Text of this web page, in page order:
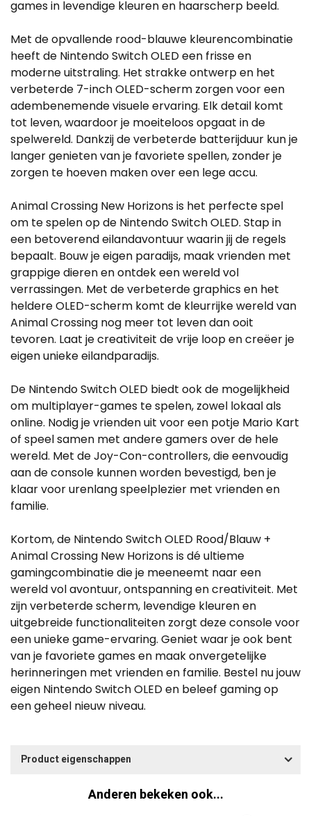
games in levendige kleuren en haarscherp beeld.
Met de opvallende rood-blauwe kleurencombinatie
heeft de Nintendo Switch OLED een frisse en
moderne uitstraling. Het strakke ontwerp en het
verbeterde 7-inch OLED-scherm zorgen voor een
adembenemende visuele ervaring. Elk detail komt
tot leven, waardoor je moeiteloos opgaat in de
spelwereld. Dankzij de verbeterde batterijduur kun je
langer genieten van je favoriete spellen, zonder je
zorgen te hoeven maken over een lege accu.
Animal Crossing New Horizons is het perfecte spel
om te spelen op de Nintendo Switch OLED. Stap in
een betoverend eilandavontuur waarin jij de regels
bepaalt. Bouw je eigen paradijs, maak vrienden met
grappige dieren en ontdek een wereld vol
verrassingen. Met de verbeterde graphics en het
heldere OLED-scherm komt de kleurrijke wereld van
Animal Crossing nog meer tot leven dan ooit
tevoren. Laat je creativiteit de vrije loop en creëer je
eigen unieke eilandparadijs.
De Nintendo Switch OLED biedt ook de mogelijkheid
om multiplayer-games te spelen, zowel lokaal als
online. Nodig je vrienden uit voor een potje Mario Kart
of speel samen met andere gamers over de hele
wereld. Met de Joy-Con-controllers, die eenvoudig
aan de console kunnen worden bevestigd, ben je
klaar voor urenlang speelplezier met vrienden en
familie.
Kortom, de Nintendo Switch OLED Rood/Blauw +
Animal Crossing New Horizons is dé ultieme
gamingcombinatie die je meeneemt naar een
wereld vol avontuur, ontspanning en creativiteit. Met
zijn verbeterde scherm, levendige kleuren en
uitgebreide functionaliteiten zorgt deze console voor
een unieke game-ervaring. Geniet waar je ook bent
van je favoriete games en maak onvergetelijke
herinneringen met vrienden en familie. Bestel nu jouw
eigen Nintendo Switch OLED en beleef gaming op
een geheel nieuw niveau.
Product eigenschappen
Anderen bekeken ook...